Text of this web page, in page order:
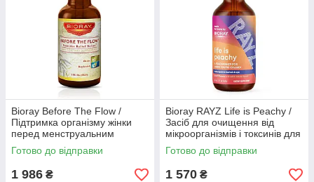
Bioray Before The Flow /
Підтримка організму жінки
перед менструальним
циклом 60 мл
Готово до відправки
1 986 ₴
Bioray RAYZ Life is Peachy /
Засіб для очищення від
мікроорганізмів і токсинів для
підлітків 12-18 років 59 мл
Готово до відправки
1 570 ₴